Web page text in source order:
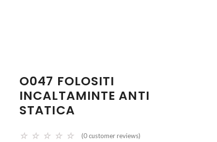
O047 FOLOSITI
INCALTAMINTE ANTI
STATICA
☆ ☆ ☆ ☆ ☆ (0 customer reviews)